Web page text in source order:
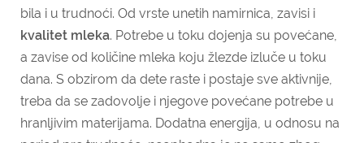
bila i u trudnoći. Od vrste unetih namirnica, zavisi i
kvalitet mleka. Potrebe u toku dojenja su povećane,
a zavise od količine mleka koju žlezde izluče u toku
dana. S obzirom da dete raste i postaje sve aktivnije,
treba da se zadovolje i njegove povećane potrebe u
hranljivim materijama. Dodatna energija, u odnosu na